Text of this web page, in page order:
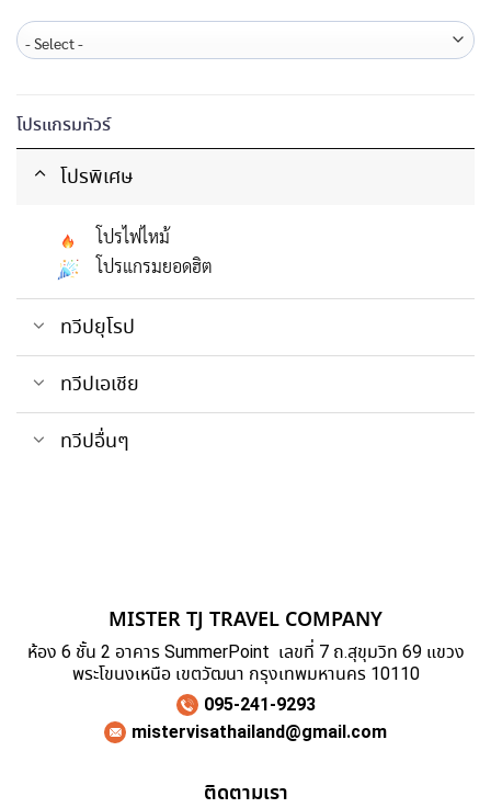
โปรแกรมทัวร์
โปรพิเศษ
โปรไฟไหม้
โปรแกรมยอดฮิต
ทวีปยุโรป
ทวีปเอเชีย
ทวีปอื่นๆ
MISTER TJ TRAVEL COMPANY
ห้อง 6 ชั้น 2 อาคาร SummerPoint เลขที่ 7 ถ.สุขุมวิท 69 แขวง
พระโขนงเหนือ เขตวัฒนา กรุงเทพมหานคร 10110
095-241-9293
mistervisathailand@gmail.com
ติดตามเรา